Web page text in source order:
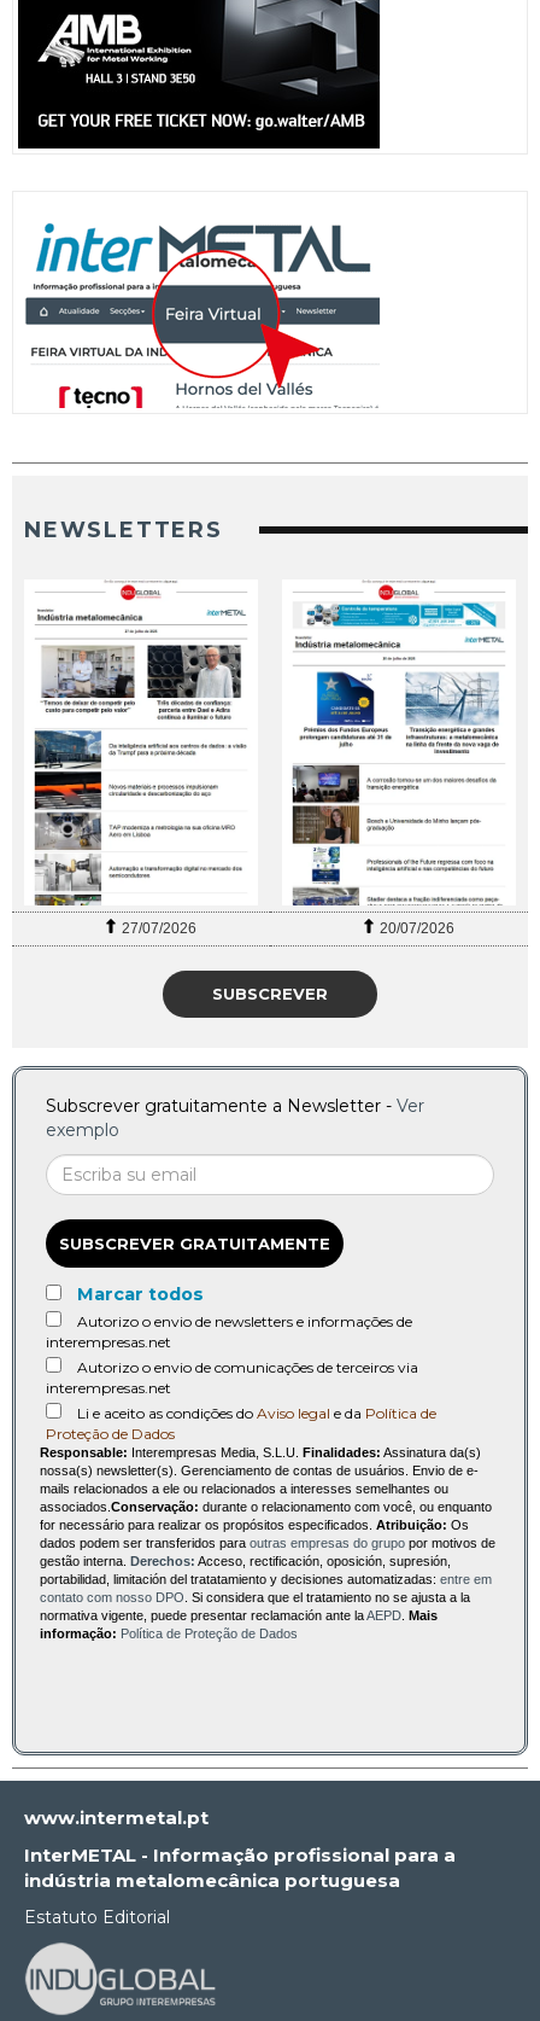
NEWSLETTERS
27/07/2026 20/07/2026
SUBSCREVER
Subscrever gratuitamente a Newsletter - Ver
exemplo
SUBSCREVER GRATUITAMENTE
Marcar todos
Autorizo o envio de newsletters e informações de
interempresas.net
Autorizo o envio de comunicações de terceiros via
interempresas.net
Li e aceito as condições do Aviso legal e da Política de
Proteção de Dados
Responsable: Interempresas Media, S.L.U. Finalidades: Assinatura da(s)
nossa(s) newsletter(s). Gerenciamento de contas de usuários. Envio de e-
mails relacionados a ele ou relacionados a interesses semelhantes ou
associados. Conservação: durante o relacionamento com você, ou enquanto
for necessário para realizar os propósitos especificados. Atribuição: Os
dados podem ser transferidos para outras empresas do grupo por motivos de
gestão interna.
Derechos: Acceso, rectificación, oposición, supresión,
portabilidad, limitación del tratatamiento y decisiones automatizadas: entre em
contato com nosso DPO . Si considera que el tratamiento no se ajusta a la
normativa vigente, puede presentar reclamación ante laAEPD
Mais
informação: Política de Proteção de Dados
www.intermetal.pt
InterMETAL - Informação profissional para a
indústria metalomecânica portuguesa
Estatuto Editorial